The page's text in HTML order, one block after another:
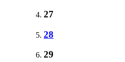
27
28
29